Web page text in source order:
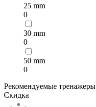
25 mm
0
30 mm
0
50 mm
0
Рекомендуемые тренажеры
Скидка